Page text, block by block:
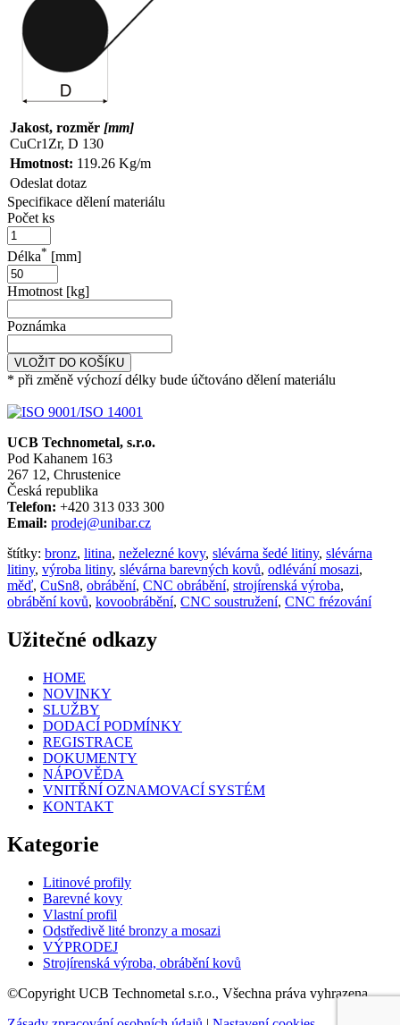
Jakost, rozměr [mm]
CuCr1Zr, D 130
Hmotnost: 119.26 Kg/m
Odeslat dotaz
Specifikace dělení materiálu
Počet ks
Délka* [mm]
Hmotnost [kg]
Poznámka
VLOŽIT DO KOŠÍKU
* při změně výchozí délky bude účtováno dělení materiálu
UCB Technometal, s.r.o.
Pod Kahanem 163
267 12, Chrustenice
Česká republika
Telefon: +420 313 033 300
Email: prodej@unibar.cz
štítky: bronz, litina, neželezné kovy, slévárna šedé litiny, slévárna
litiny, výroba litiny, slévárna barevných kovů, odlévání mosazi,
měď, CuSn8, obrábění, CNC obrábění, strojírenská výroba,
obrábění kovů, kovoobrábění, CNC soustružení, CNC frézování
Užitečné odkazy
HOME
NOVINKY
SLUŽBY
DODACÍ PODMÍNKY
REGISTRACE
DOKUMENTY
NÁPOVĚDA
VNITŘNÍ OZNAMOVACÍ SYSTÉM
KONTAKT
Kategorie
Litinové profily
Barevné kovy
Vlastní profil
Odstředivě lité bronzy a mosazi
VÝPRODEJ
Strojírenská výroba, obrábění kovů
©Copyright UCB Technometal s.r.o., Všechna práva vyhrazena.